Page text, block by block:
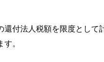
付法人税額を限度とし
。